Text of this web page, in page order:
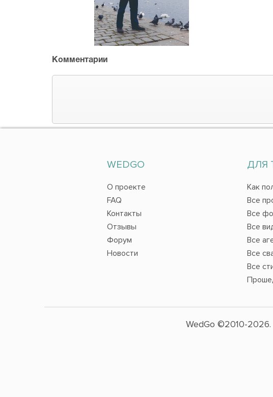
Комментарии
WEDGO
О проекте
FAQ
Контакты
Отзывы
Форум
Новости
ДЛЯ
Как
Все
Все
Все
Все
Все
Все
WedGo ©2010-